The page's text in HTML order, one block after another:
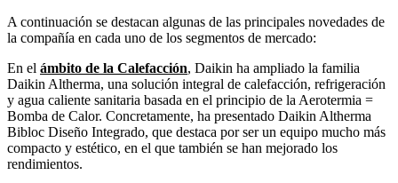
A continuación se destacan algunas de las principales novedades de
la compañía en cada uno de los segmentos de mercado:
En el ámbito de la Calefacción, Daikin ha ampliado la familia
Daikin Altherma, una solución integral de calefacción, refrigeración
y agua caliente sanitaria basada en el principio de la Aerotermia =
Bomba de Calor. Concretamente, ha presentado Daikin Altherma
Bibloc Diseño Integrado, que destaca por ser un equipo mucho más
compacto y estético, en el que también se han mejorado los
rendimientos.